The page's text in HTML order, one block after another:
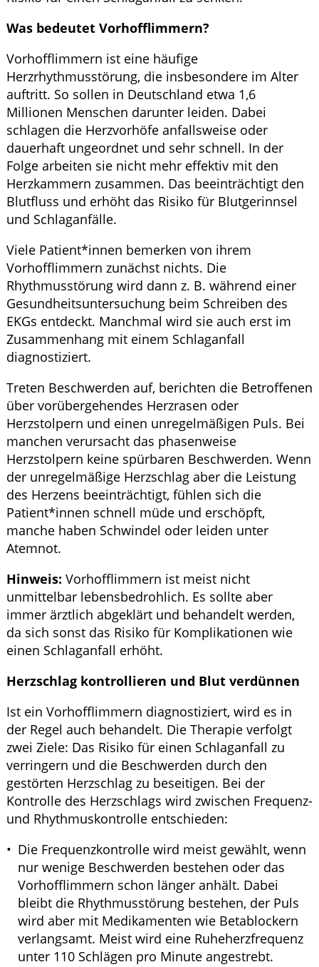
Was bedeutet Vorhofflimmern?
Vorhofflimmern ist eine häufige
Herzrhythmusstörung, die insbesondere im Alter
auftritt. So sollen in Deutschland etwa 1,6
Millionen Menschen darunter leiden. Dabei
schlagen die Herzvorhöfe anfallsweise oder
dauerhaft ungeordnet und sehr schnell. In der
Folge arbeiten sie nicht mehr effektiv mit den
Herzkammern zusammen. Das beeinträchtigt den
Blutfluss und erhöht das Risiko für Blutgerinnsel
und Schlaganfälle.
Viele Patient*innen bemerken von ihrem
Vorhofflimmern zunächst nichts. Die
Rhythmusstörung wird dann z. B. während einer
Gesundheitsuntersuchung beim Schreiben des
EKGs entdeckt. Manchmal wird sie auch erst im
Zusammenhang mit einem Schlaganfall
diagnostiziert.
Treten Beschwerden auf, berichten die Betroffenen
über vorübergehendes Herzrasen oder
Herzstolpern und einen unregelmäßigen Puls. Bei
manchen verursacht das phasenweise
Herzstolpern keine spürbaren Beschwerden. Wenn
der unregelmäßige Herzschlag aber die Leistung
des Herzens beeinträchtigt, fühlen sich die
Patient*innen schnell müde und erschöpft,
manche haben Schwindel oder leiden unter
Atemnot.
Hinweis: Vorhofflimmern ist meist nicht
unmittelbar lebensbedrohlich. Es sollte aber
immer ärztlich abgeklärt und behandelt werden,
da sich sonst das Risiko für Komplikationen wie
einen Schlaganfall erhöht.
Herzschlag kontrollieren und Blut verdünnen
Ist ein Vorhofflimmern diagnostiziert, wird es in
der Regel auch behandelt. Die Therapie verfolgt
zwei Ziele: Das Risiko für einen Schlaganfall zu
verringern und die Beschwerden durch den
gestörten Herzschlag zu beseitigen. Bei der
Kontrolle des Herzschlags wird zwischen Frequenz-
und Rhythmuskontrolle entschieden:
Die Frequenzkontrolle wird meist gewählt, wenn
nur wenige Beschwerden bestehen oder das
Vorhofflimmern schon länger anhält. Dabei
bleibt die Rhythmusstörung bestehen, der Puls
wird aber mit Medikamenten wie Betablockern
verlangsamt. Meist wird eine Ruheherzfrequenz
unter 110 Schlägen pro Minute angestrebt.